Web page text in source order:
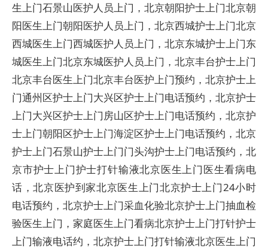
生上门石景山医护人员上门，北京朝阳护士上门北京朝
阳医生上门朝阳医护人员上门，北京西城护士上门北京
西城医生上门西城医护人员上门，北京东城护士上门东
城医生上门北京东城医护人员上门，北京丰台护士上门
北京丰台医生上门北京丰台医护上门预约，北京护士上
门通州区护士上门大兴区护士上门电话预约，北京护士
上门大兴区护士上门房山区护士上门电话预约，北京护
士上门朝阳区护士上门海淀区护士上门电话预约，北京
护士上门石景山护士上门门头沟护士上门电话预约，北
京市护士上门护士打针输液北京医生上门医生看病电
话，北京医护到家北京医生上门北京护士上门24小时
电话预约，北京护士上门采血化验北京护士上门抽血检
验医生上门，家庭医生上门看病北京护士上门打针护士
上门输液电话约，北京护士上门打针输液北京医生上门